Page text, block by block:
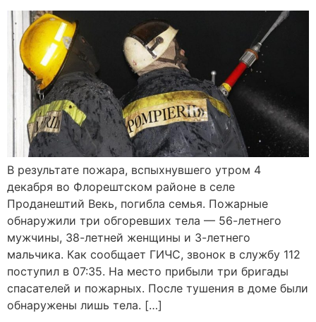
В результате пожара, вспыхнувшего утром 4
декабря во Флорештском районе в селе
Проданештий Векь, погибла семья. Пожарные
обнаружили три обгоревших тела — 56-летнего
мужчины, 38-летней женщины и 3-летнего
мальчика. Как сообщает ГИЧС, звонок в службу 112
поступил в 07:35. На место прибыли три бригады
спасателей и пожарных. После тушения в доме были
обнаружены лишь тела. […]